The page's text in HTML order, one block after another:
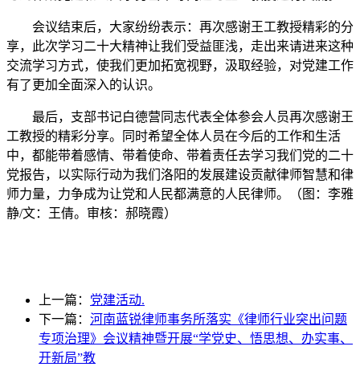
会议结束后，大家纷纷表示：再次感谢王工教授精彩的分
享，此次学习二十大精神让我们受益匪浅，走出来请进来这种
交流学习方式，使我们更加拓宽视野，汲取经验，对党建工作
有了更加全面深入的认识。
最后，支部书记白德营同志代表全体参会人员再次感谢王
工教授的精彩分享。同时希望全体人员在今后的工作和生活
中，都能带着感情、带着使命、带着责任去学习我们党的二十
党报告，以实际行动为我们洛阳的发展建设贡献律师智慧和律
师力量，力争成为让党和人民都满意的人民律师。（图：李雅
静/文：王倩。审核：郝晓霞）
上一篇： 党建活动.
下一篇： 河南蓝锐律师事务所落实《律师行业突出问题
专项治理》会议精神暨开展“学党史、悟思想、办实事、
开新局”教